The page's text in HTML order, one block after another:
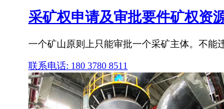
采矿权申请及审批要件矿权资
一个矿山原则上只能审批一个采矿主体。不能
联系电话: 180 3780 8511